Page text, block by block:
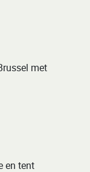
met
en tent